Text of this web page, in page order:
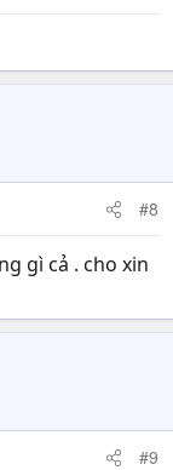
#8
gì cả . cho xin
#9